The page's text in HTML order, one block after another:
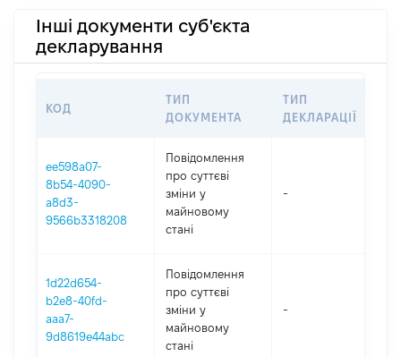
Інші документи суб'єкта
декларування
КОД
ТИП
ДОКУМЕНТА
ТИП
ДЕКЛАРАЦІЇ
ee598a07-
8b54-4090-
a8d3-
9566b3318208
Повідомлення
про суттєві
зміни y
майновому
стані
-
1d22d654-
b2e8-40fd-
aaa7-
9d8619e44abc
Повідомлення
про суттєві
зміни y
майновому
стані
-